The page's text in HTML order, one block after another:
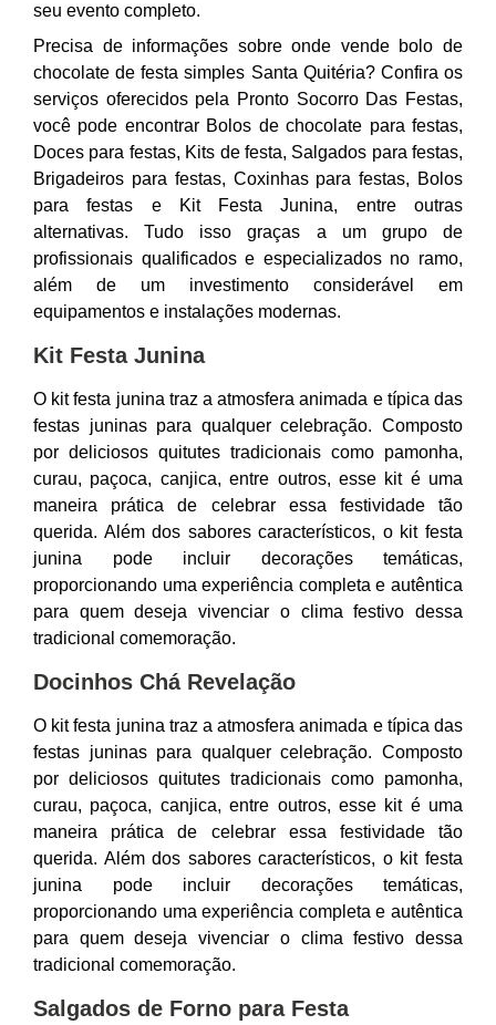
seu evento completo.
Precisa de informações sobre onde vende bolo de
chocolate de festa simples Santa Quitéria? Confira os
serviços oferecidos pela Pronto Socorro Das Festas,
você pode encontrar Bolos de chocolate para festas,
Doces para festas, Kits de festa, Salgados para festas,
Brigadeiros para festas, Coxinhas para festas, Bolos
para festas e Kit Festa Junina, entre outras
alternativas. Tudo isso graças a um grupo de
profissionais qualificados e especializados no ramo,
além de um investimento considerável em
equipamentos e instalações modernas.
Kit Festa Junina
O kit festa junina traz a atmosfera animada e típica das
festas juninas para qualquer celebração. Composto
por deliciosos quitutes tradicionais como pamonha,
curau, paçoca, canjica, entre outros, esse kit é uma
maneira prática de celebrar essa festividade tão
querida. Além dos sabores característicos, o kit festa
junina pode incluir decorações temáticas,
proporcionando uma experiência completa e autêntica
para quem deseja vivenciar o clima festivo dessa
tradicional comemoração.
Docinhos Chá Revelação
O kit festa junina traz a atmosfera animada e típica das
festas juninas para qualquer celebração. Composto
por deliciosos quitutes tradicionais como pamonha,
curau, paçoca, canjica, entre outros, esse kit é uma
maneira prática de celebrar essa festividade tão
querida. Além dos sabores característicos, o kit festa
junina pode incluir decorações temáticas,
proporcionando uma experiência completa e autêntica
para quem deseja vivenciar o clima festivo dessa
tradicional comemoração.
Salgados de Forno para Festa